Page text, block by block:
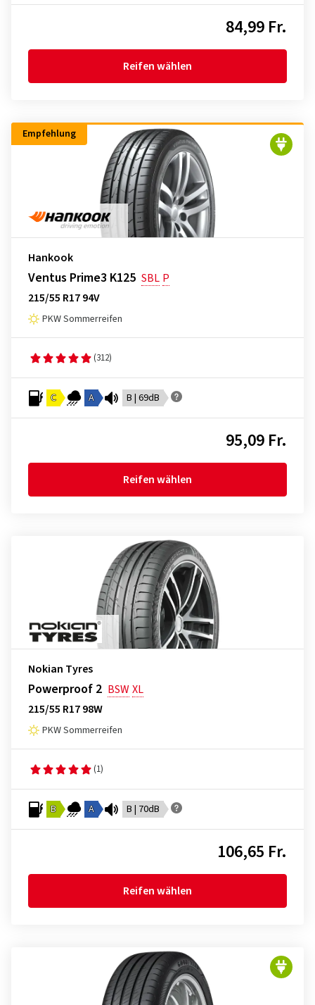
84,99 Fr.
Reifen wählen
Empfehlung
Hankook
Ventus Prime3 K125 SBL P
215/55 R17 94V
PKW Sommerreifen
(312)
C A B | 69dB
95,09 Fr.
Reifen wählen
Nokian Tyres
Powerproof 2 BSWXL
215/55 R17 98W
PKW Sommerreifen
(1)
B A B | 70dB
106,65 Fr.
Reifen wählen